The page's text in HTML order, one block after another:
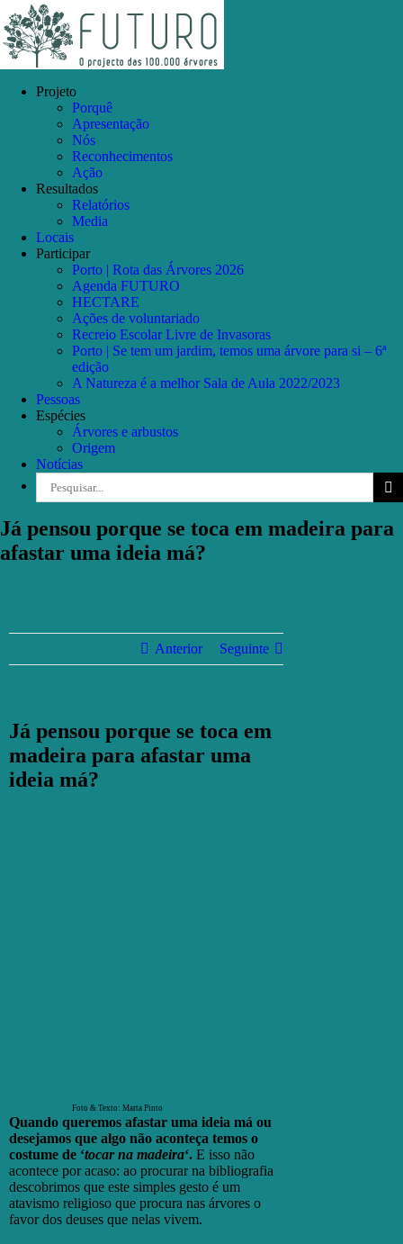
to
content
Facebook
Instagram
YouTube
Projeto
Porquê
Apresentação
Nós
Reconhecimentos
Ação
Resultados
Relatórios
Media
Locais
Participar
Porto | Rota das Árvores 2026
Agenda FUTURO
HECTARE
Ações de voluntariado
Recreio Escolar Livre de Invasoras
Porto | Se tem um jardim, temos uma árvore para si – 6ª
edição
A Natureza é a melhor Sala de Aula 2022/2023
Pessoas
Espécies
Árvores e arbustos
Origem
Notícias
Já pensou porque se toca em madeira para
afastar uma ideia má?
Anterior Seguinte
Já pensou porque se toca em
madeira para afastar uma
ideia má?
Foto & Texto: Marta Pinto
Quando queremos afastar uma ideia má ou
desejamos que algo não aconteça temos o
costume de ‘tocar na madeira‘. E isso não
acontece por acaso: ao procurar na bibliografia
descobrimos que este simples gesto é um
atavismo religioso que procura nas árvores o
favor dos deuses que nelas vivem.